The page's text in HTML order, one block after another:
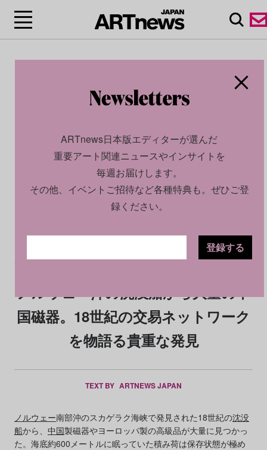
2026.06.04
ノルウェー沖の沈没船から大量の中
国磁器。18世紀の交易ネットワーク
を物語る貴重な発見
TEXT BY ARTNEWS JAPAN
ノルウェー南部沖のスカゲラク海峡で発見された18世紀の沈没
船から、 中国製磁器やヨーロッパ製の高級品が大量に見つかっ
た。海底約600メートルに眠っていた積み荷は保存状態が極め
ARTnews日本版エディターが選んだ
重要アート関連ニュースやインサイトを
毎週お届けします。
その他、イベントご招待など各種特典も。ぜひご登
録ください。
登録する